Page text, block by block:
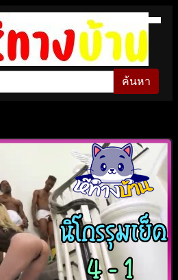
ค้นหา